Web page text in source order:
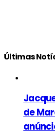
Últimas
de